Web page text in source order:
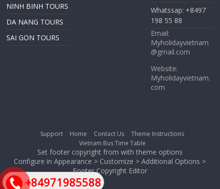
+84971985588
NINH BINH TOURS
DA NANG TOURS
SAI GON TOURS
Whatssap: +8497
198 55 88
Email:
Myholidayvietnam
@gmail.com
Website:
Myholidayvietnam.
com
Support Home Contact Us
Theme Instructions
Vietnam Bus Time Table
Set footer copyright from with theme options
Configure in Appearance > Customize > Additional Options >
Footer Copyright Editor